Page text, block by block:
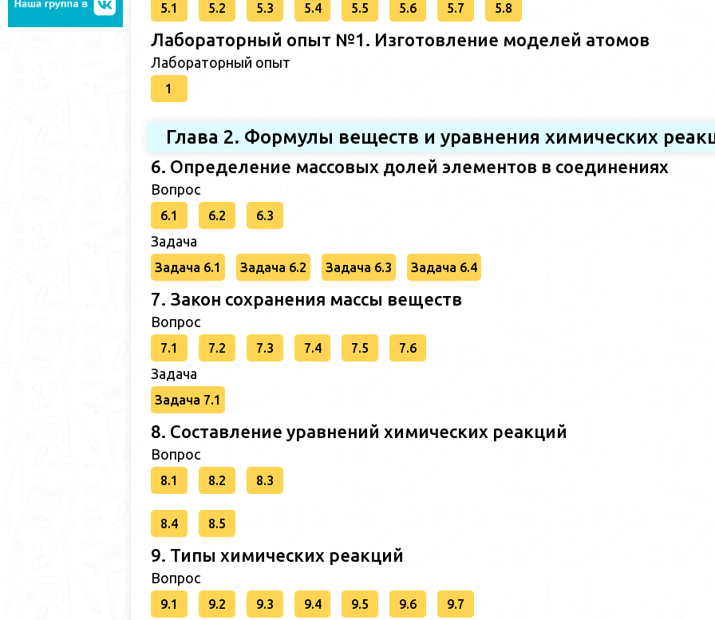
5.1 5.2 5.3 5.4 5.5 5.6 5.7 5.8
Лабораторный опыт №1. Изготовление моделей атомов
Лабораторный опыт
1
Глава 2. Формулы веществ и уравнения химических
6. Определение массовых долей элементов в соединениях
Вопрос
6.1 6.2 6.3
Задача
Задача 6.1 Задача 6.2 Задача 6.3 Задача 6.4
7. Закон сохранения массы веществ
Вопрос
7.1 7.2 7.3 7.4 7.5 7.6
Задача
Задача 7.1
8. Составление уравнений химических реакций
Вопрос
8.1 8.2 8.3
8.4 8.5
9. Типы химических реакций
Вопрос
9.1 9.2 9.3 9.4 9.5 9.6 9.7